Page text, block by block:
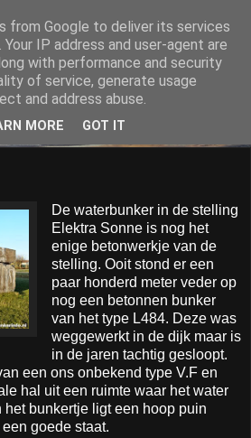
De waterbunker in de stelling
Elektra Sonne is nog het
enige betonwerkje van de
stelling. Ooit stond er een
paar honderd meter veder op
nog een betonnen bunker
van het type L484. Deze was
weggewerkt in de dijk maar is
in de jaren tachtig gesloopt.
een ons onbekend type V.F en
hal uit een ruimte waar het water
bunkertje ligt een hoop puin
goede staat.
from Google to deliver its services
IP address and user-agent are
with performance and security
of service, generate usage
and address abuse.
MORE GOT IT